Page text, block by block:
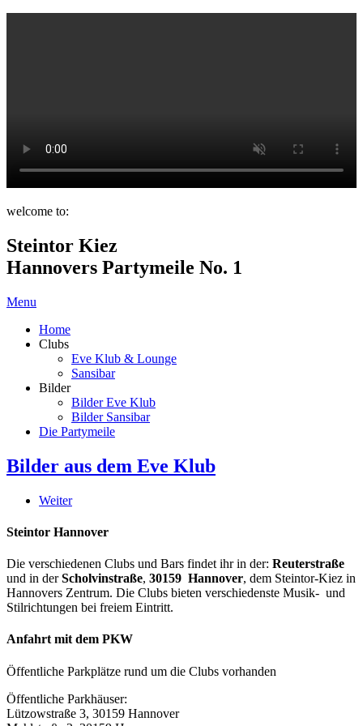
welcome to:
Steintor Kiez
Hannovers Partymeile No. 1
Menu
Home
Clubs
Eve Klub & Lounge
Sansibar
Bilder
Bilder Eve Klub
Bilder Sansibar
Die Partymeile
Bilder aus dem Eve Klub
Weiter
Steintor Hannover
Die verschiedenen Clubs und Bars findet ihr in der: Reuterstraße
und in derScholvinstraße, 30159 Hannover, dem Steintor-Kiez in
Hannovers Zentrum. Die Clubs bieten verschiedenste Musik- und
Stilrichtungen bei freiem Eintritt.
Anfahrt mit dem PKW
Öffentliche Parkplätze rund um die Clubs vorhanden
Öffentliche Parkhäuser:
Lützowstraße 3, 30159 Hannover